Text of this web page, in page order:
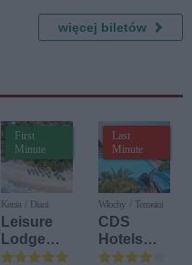
Noworocz
Koncert
d'Italia
"Jezioro
Łabędzie"
więcej biletów
First
Minute
Kenia / Diani
Leisure
Lodge
Beach &
Last
Minute
Włochy / Terrasini
CDS
Hotels
Terrasini